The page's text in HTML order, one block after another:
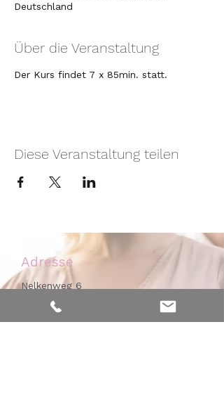
Deutschland
Über die Veranstaltung
Der Kurs findet 7 x 85min. statt.
Diese Veranstaltung teilen
Adresse
Nelkenweg 6
59320 Ennigerloh - Westkirchen
Kontakt